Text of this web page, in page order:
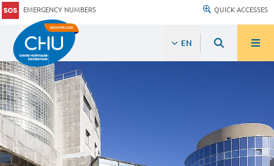
EMERGENCY NUMBERS QUICK ACCESSES
EN